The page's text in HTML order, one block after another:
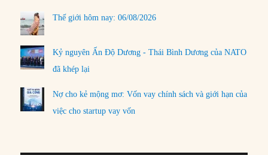
Thế giới hôm nay: 06/08/2026
Kỷ nguyên Ấn Độ Dương - Thái Bình Dương của NATO
đã khép lại
Nợ cho kẻ mộng mơ: Vốn vay chính sách và giới hạn của
việc cho startup vay vốn